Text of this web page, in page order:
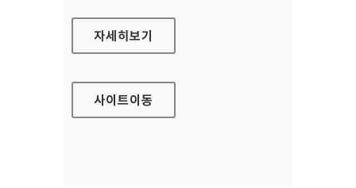
LG CONTENT STORE
자세히보기
사이트이동